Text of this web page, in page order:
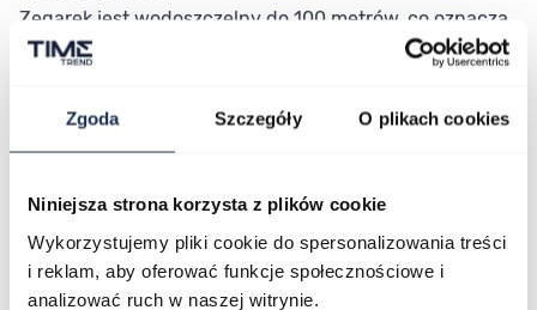
Zgoda Szczegóły O plikach cookies
Niniejsza strona korzysta z plików cookie
Wykorzystujemy pliki cookie do spersonalizowania treści
i reklam, aby oferować funkcje społecznościowe i
analizować ruch w naszej witrynie.
Zegarek jest wodoszczelny do 100 metrów, co oznacza,
że można z nim nurkować bez aqualungu. Zegarek jest
odporny na wilgoć, pot i zachlapania. Zegarek jest
idealny dla osób aktywnych, które lubią spędzać czas
na świeżym powietrzu i uprawiać różne sporty.
- oryginalne pudełko
- instrukcję obsługi